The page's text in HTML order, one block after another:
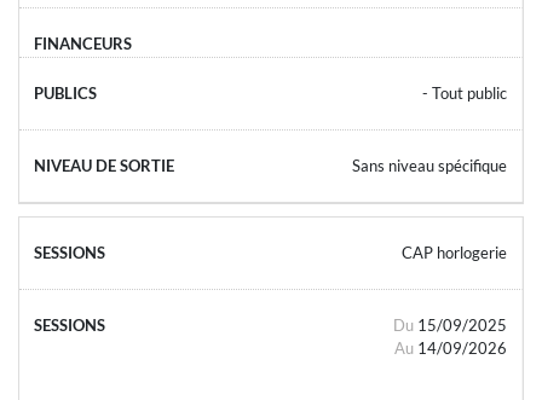
- Tout public
Sans niveau spécifique
CAP horlogerie
Du 15/09/2025
Au 14/09/2026